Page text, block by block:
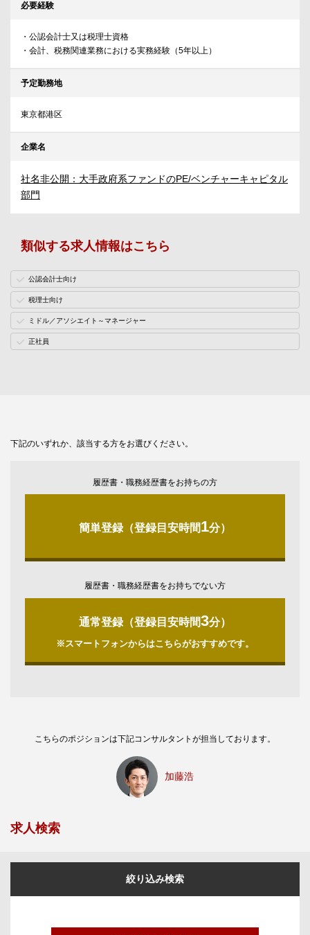
必要経験
・公認会計士又は税理士資格
・会計、税務関連業務における実務経験（5年以上）
予定勤務地
東京都港区
企業名
社名非公開：大手政府系ファンドのPE/ベンチャーキャピタル
部門
類似する求人情報はこちら
公認会計士向け
税理士向け
ミドル／アソシエイト～マネージャー
正社員
下記のいずれか、該当する方をお選びください。
履歴書・職務経歴書をお持ちの方
簡単登録（登録目安時間1分）
履歴書・職務経歴書をお持ちでない方
通常登録（登録目安時間3分）
※スマートフォンからはこちらがおすすめです。
こちらのポジションは下記コンサルタントが担当しております。
加藤浩
求人検索
絞り込み検索